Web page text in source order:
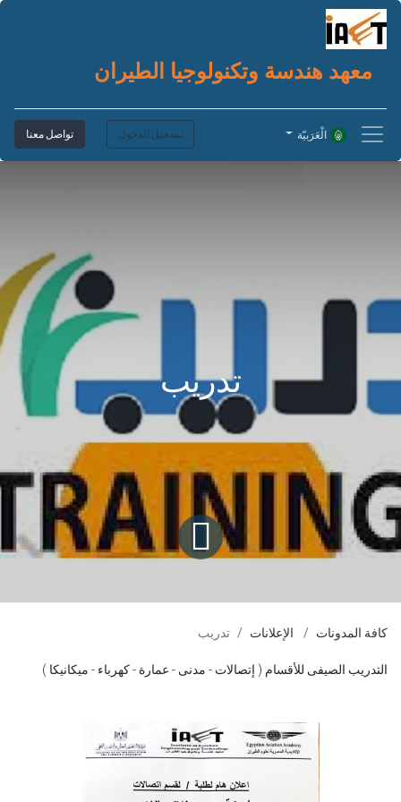
معهد هندسة وتكنولوجيا الطيران
تسجيل الدخول تواصل معنا الْعَرَبيّة
تدريب
كافة المدونات الإعلانات تدريب
التدريب الصيفى للأقسام ( إتصالات - مدنى - عمارة - كهرباء - ميكانيكا )